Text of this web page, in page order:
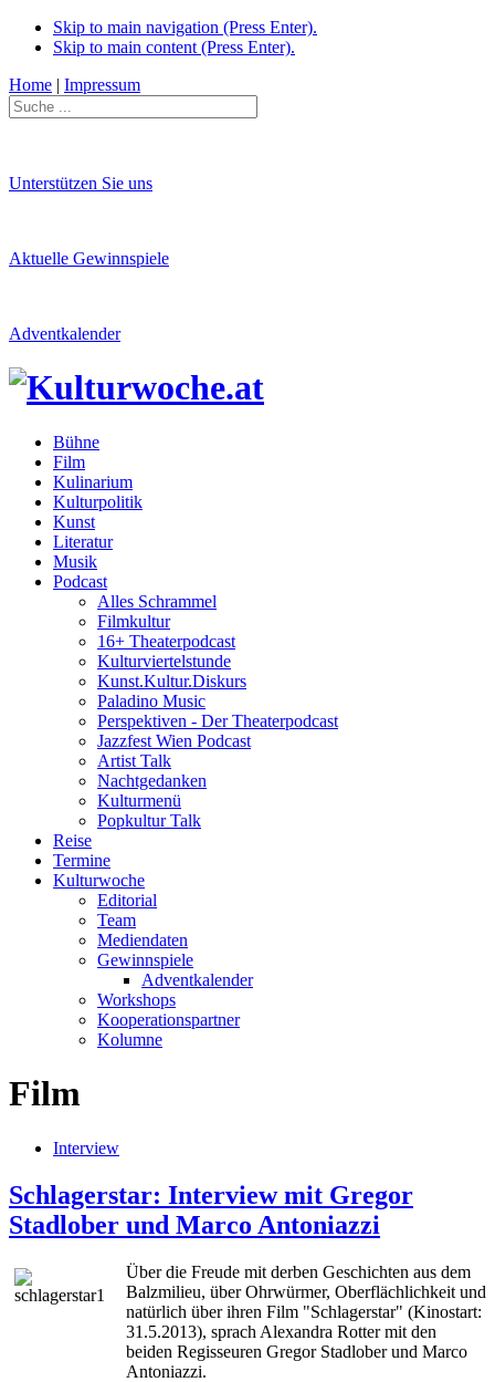
Skip to main navigation (Press Enter).
Skip to main content (Press Enter).
Home | Impressum
Unterstützen Sie uns
Aktuelle Gewinnspiele
Adventkalender
Bühne
Film
Kulinarium
Kulturpolitik
Kunst
Literatur
Musik
Podcast
Alles Schrammel
Filmkultur
16+ Theaterpodcast
Kulturviertelstunde
Kunst.Kultur.Diskurs
Paladino Music
Perspektiven - Der Theaterpodcast
Jazzfest Wien Podcast
Artist Talk
Nachtgedanken
Kulturmenü
Popkultur Talk
Reise
Termine
Kulturwoche
Editorial
Team
Mediendaten
Gewinnspiele
Adventkalender
Workshops
Kooperationspartner
Kolumne
Film
Interview
Schlagerstar: Interview mit Gregor
Stadlober und Marco Antoniazzi
Über die Freude mit derben Geschichten aus dem
Balzmilieu, über Ohrwürmer, Oberflächlichkeit und
natürlich über ihren Film "Schlagerstar" (Kinostart:
31.5.2013), sprach Alexandra Rotter mit den
beiden Regisseuren Gregor Stadlober und Marco
Antoniazzi.